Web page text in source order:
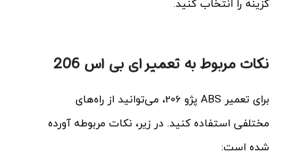
گزینه را انتخاب کنید.
نکات مربوط به تعمیر ای بی اس 206
برای تعمیر ABS پژو 206، می‌توانید از راه‌های
مختلفی استفاده کنید. در زیر، نکات مربوطه آورده
شده است: